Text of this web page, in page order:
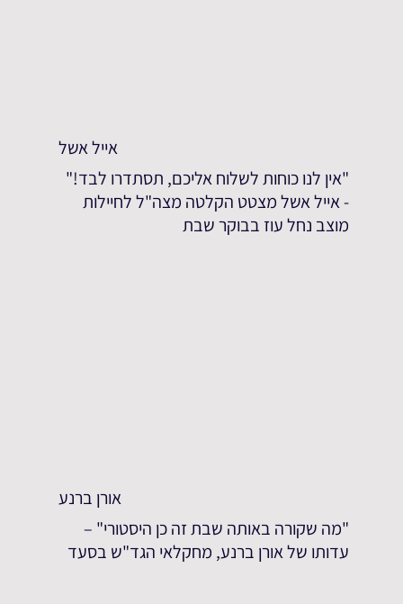
אייל אשל
"אין לנו כוחות לשלוח אליכם, תסתדרו לבד!"
- אייל אשל מצטט הקלטה מצה"ל לחיילות
מוצב נחל עוז בבוקר שבת
אורן ברנע
"מה שקורה באותה שבת זה כן היסטורי" –
עדותו של אורן ברנע, מחקלאי הגד"ש בסעד